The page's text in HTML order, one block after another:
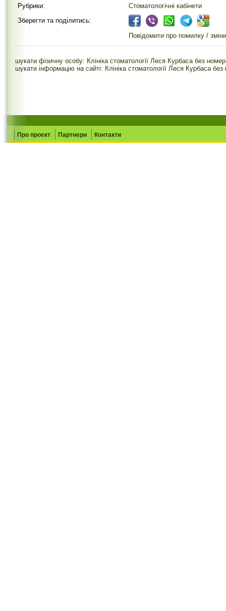
Рубрики:
Стоматологічні кабінети
Зберегти та поділитись:
Повідомити про помилку / зміни
шукати фізичну особу: Клініка стоматології Леся Курбаса без
шукати інформацію на сайті: Клініка стоматології Леся Курбаса
Про проект Партнери Контакти